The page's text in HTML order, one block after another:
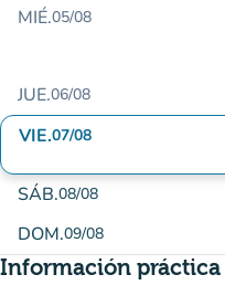
MIÉ.05/08
JUE.06/08
VIE.07/08
SÁB.08/08
DOM.09/08
Información práctica